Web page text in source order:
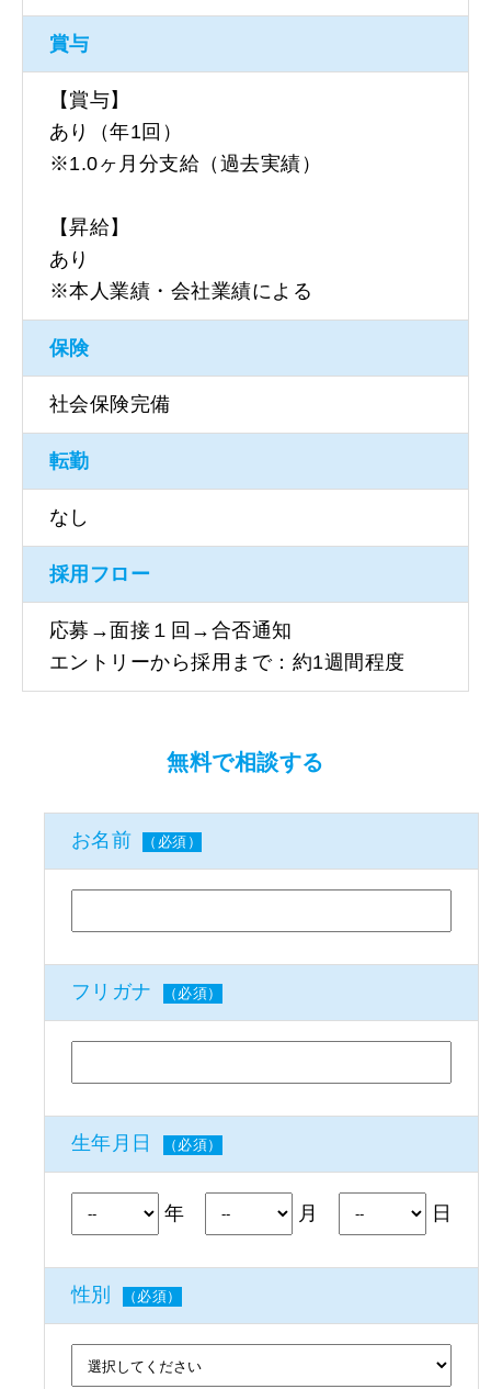
賞与
【賞与】
あり（年1回）
※1.0ヶ月分支給（過去実績）
【昇給】
あり
※本人業績・会社業績による
保険
社会保険完備
転勤
なし
採用フロー
応募→面接１回→合否通知
エントリーから採用まで：約1週間程度
無料で相談する
お名前 （必須）
フリガナ （必須）
生年月日 （必須）
年 月 日
性別 （必須）